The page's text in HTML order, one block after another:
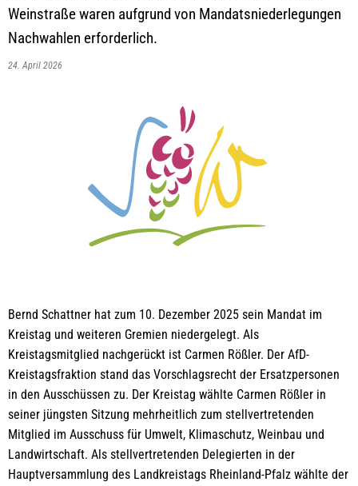
Weinstraße waren aufgrund von Mandatsniederlegungen
Nachwahlen erforderlich.
24. April 2026
Bernd Schattner hat zum 10. Dezember 2025 sein Mandat im
Kreistag und weiteren Gremien niedergelegt. Als
Kreistagsmitglied nachgerückt ist Carmen Rößler. Der AfD-
Kreistagsfraktion stand das Vorschlagsrecht der Ersatzpersonen
in den Ausschüssen zu. Der Kreistag wählte Carmen Rößler in
seiner jüngsten Sitzung mehrheitlich zum stellvertretenden
Mitglied im Ausschuss für Umwelt, Klimaschutz, Weinbau und
Landwirtschaft. Als stellvertretenden Delegierten in der
Hauptversammlung des Landkreistags Rheinland-Pfalz wählte der